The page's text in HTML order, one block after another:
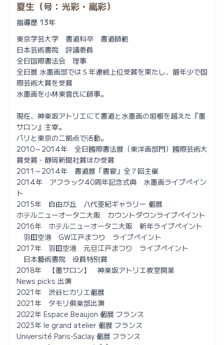
夏生（号：光彩・嵐彩）
指導歴 13年
東京学芸大学 書道科卒 書道師範
日本芸術書院 評議委員
全日国際書法会 理事
全日展.水墨画部では５年連続上位受賞を果たし、最年少で国
際芸術大賞を受賞
水墨画を小林東雲氏に師事。
現在、神楽坂アトリエにて書道と水墨画の垣根を越えた『墨
サロン』主宰。
パリと東京の二拠点で活動。
2010～2014年 全日國際書法展（東洋画部門）國際芸術大
賞受賞・静岡新聞社賞ほか受賞
2011～2014年 書道展「書宴」全７回主催
2014年 アフラック40周年記念式典 水墨画ライブペイン
ト
2015年 自由が丘 八代亜紀ギャラリー 個展
ホテルニューオータニ大阪 カウントダウンライブペイント
2016年 ホテルニューオータニ大阪 新年ライブペイント
羽田空港 GW江戸まつり ライブペイント
2017年 羽田空港 元旦江戸まつり ライブペイント
​​ 日本藝術書院 役員特別賞
2018年 【墨サロン】 神楽坂アトリエ教室開業
News picks 出演
2021年 渋谷ヒカリエ個展
2021年 タモリ俱楽部出演
2022年 Espace Beaujon 個展 フランス
2023年 le grand atelier 個展 フランス
Université Paris-Saclay 個展 フランス